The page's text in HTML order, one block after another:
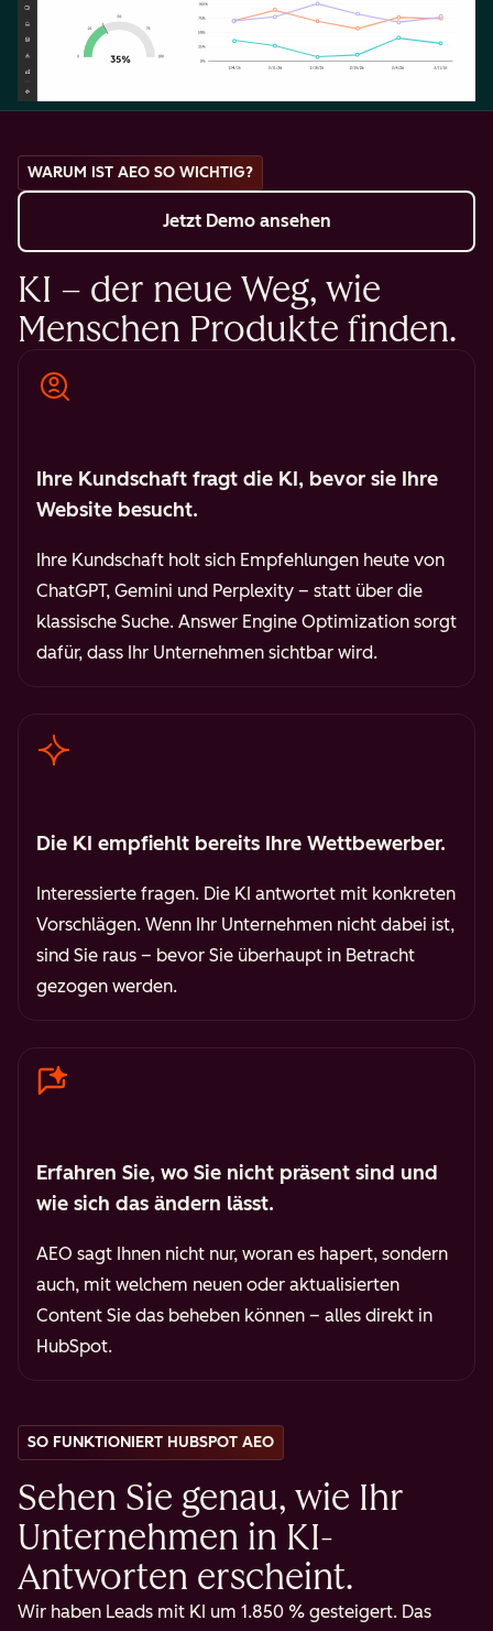
WARUM IST AEO SO WICHTIG?
Jetzt Demo ansehen
KI – der neue Weg, wie
Menschen Produkte finden.
Ihre Kundschaft fragt die KI, bevor sie Ihre
Website besucht.
Ihre Kundschaft holt sich Empfehlungen heute von
ChatGPT, Gemini und Perplexity – statt über die
klassische Suche. Answer Engine Optimization sorgt
dafür, dass Ihr Unternehmen sichtbar wird.
Die KI empfiehlt bereits Ihre Wettbewerber.
Interessierte fragen. Die KI antwortet mit konkreten
Vorschlägen. Wenn Ihr Unternehmen nicht dabei ist,
sind Sie raus – bevor Sie überhaupt in Betracht
gezogen werden.
Erfahren Sie, wo Sie nicht präsent sind und
wie sich das ändern lässt.
AEO sagt Ihnen nicht nur, woran es hapert, sondern
auch, mit welchem neuen oder aktualisierten
Content Sie das beheben können – alles direkt in
HubSpot.
SO FUNKTIONIERT HUBSPOT AEO
Sehen Sie genau, wie Ihr
Unternehmen in KI-
Antworten erscheint.
Wir haben Leads mit KI um 1.850 % gesteigert. Das